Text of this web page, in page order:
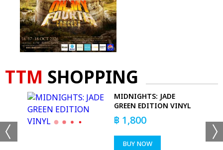
TTM SHOPPING
MIDNIGHTS: JADE
GREEN EDITION VINYL
฿ 1,800
BUY NOW